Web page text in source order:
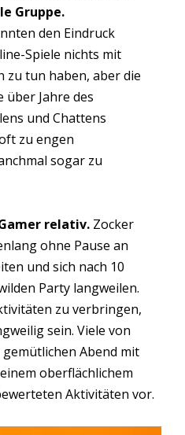
Gruppe.
den Eindruck
Spiele nichts mit
zu tun haben, aber die
über Jahre des
und Chattens
zu engen
sogar zu
relativ. Zocker
ohne Pause an
und sich nach 10
Party langweilen.
zu verbringen,
sein. Viele von
Abend mit
oberflächlichem
Aktivitäten vor.